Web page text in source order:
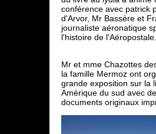
conférence avec patrick
d'Arvor, Mr Bassère et
journaliste aéronatique
l'histoire de l'Aéropostale.
Mr et mme Chazottes
la famille Mermoz ont
grande exposition sur la
Amérique du sud avec
documents originaux